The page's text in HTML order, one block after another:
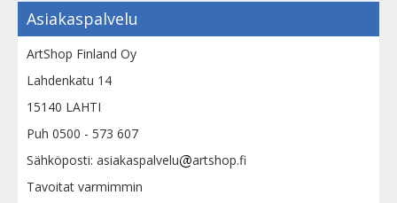
Asiakaspalvelu
ArtShop Finland Oy
Lahdenkatu 14
15140 LAHTI
Puh 0500 - 573 607
Sähköposti: asiakaspalvelu
artshop.fi
Tavoitat varmimmin